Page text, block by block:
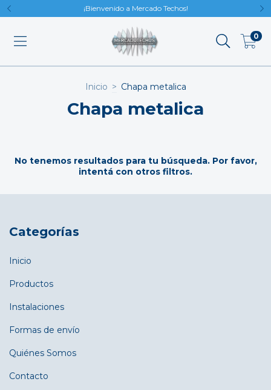
¡Bienvenido a Mercado Techos!
0
Inicio > Chapa metalica
Chapa metalica
No tenemos resultados para tu búsqueda. Por favor,
intentá con otros filtros.
Categorías
Inicio
Productos
Instalaciones
Formas de envío
Quiénes Somos
Contacto